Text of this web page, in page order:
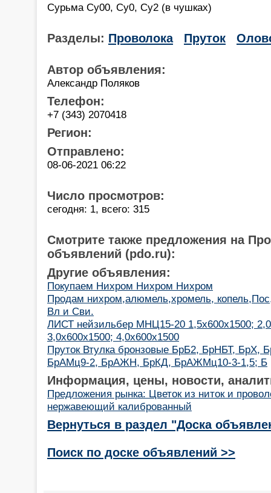
Сурьма Су00, Су0, Cу2 (в чушках)
Разделы: Проволока Пруток
Автор объявления:
Александр Поляков
Телефон:
+7 (343) 2070418
Регион:
Отправлено:
08-06-2021 06:22
Число просмотров:
сегодня: 1, всего: 315
Смотрите также предложения на
объявлений (pdo.ru):
Другие объявления:
Покупаем Нихром Нихром Нихром
Продам нихром,алюмель,хромель,
Вл и Сви.
ЛИСТ нейзильбер МНЦ15-20 1,5х600х1500;
3,0х600х1500; 4,0х600х1500
Пруток Втулка бронзовые БрБ2, БрНБТ, БрХ,
БрАМц9-2, БрАЖН, БрКД, БрАЖМц10-3-1,5; Б
Информация, цены, новости,
Предложения рынка: Цветок из ниток и
нержавеющий калиброванный
Вернуться в раздел "Доска
Поиск по доске объявлений >>